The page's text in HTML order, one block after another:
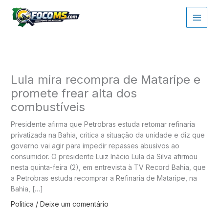
para
Lula mira recompra de Mataripe e
promete frear alta dos
combustíveis
Presidente afirma que Petrobras estuda retomar refinaria
privatizada na Bahia, critica a situação da unidade e diz que
governo vai agir para impedir repasses abusivos ao
consumidor. O presidente Luiz Inácio Lula da Silva afirmou
nesta quinta-feira (2), em entrevista à TV Record Bahia, que
a Petrobras estuda recomprar a Refinaria de Mataripe, na
Bahia, […]
Politica / Deixe um comentário